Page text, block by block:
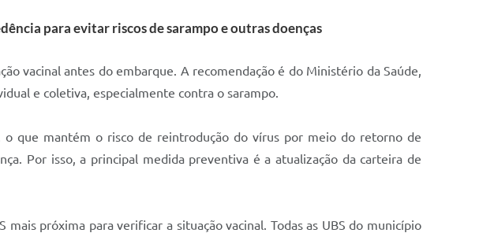
para evitar riscos de sarampo e outras doenças
vacinal antes do embarque. A recomendação é do Ministério da Saúde,
e coletiva, especialmente contra o sarampo.
o que mantém o risco de reintrodução do vírus por meio do retorno de
Por isso, a principal medida preventiva é a atualização da carteira de
próxima para verificar a situação vacinal. Todas as UBS do município